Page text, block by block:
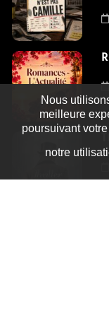
Nous
meilleure
poursuivant
notre